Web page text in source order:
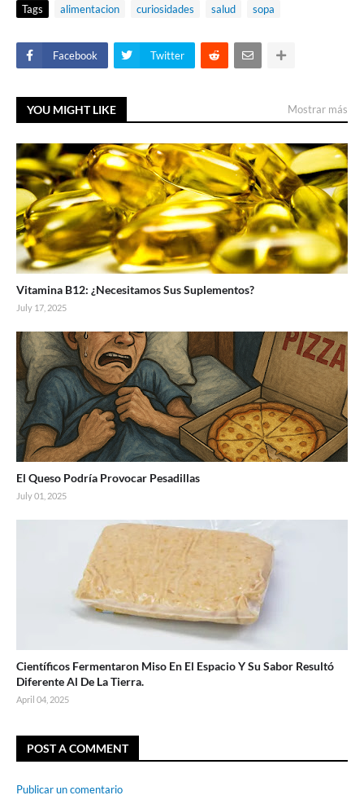
Tags alimentacion curiosidades salud sopa
Facebook Twitter
YOU MIGHT LIKE Mostrar más
Vitamina B12: ¿Necesitamos Sus Suplementos?
July 17, 2025
El Queso Podría Provocar Pesadillas
July 01, 2025
Científicos Fermentaron Miso En El Espacio Y Su Sabor Resultó
Diferente Al De La Tierra.
April 04, 2025
POST A COMMENT
Publicar un comentario